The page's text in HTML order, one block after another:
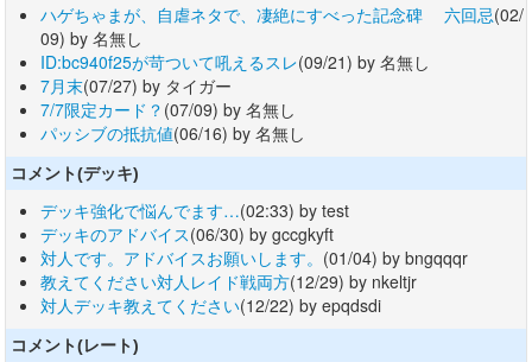
ハゲちゃまが、自虐ネタで、凄絶にすべった記念碑 六回忌(02/
09) by 名無し
ID:bc940f25が苛ついて吼えるスレ(09/21) by 名無し
7月末(07/27) by タイガー
7/7限定カード？ (07/09) by 名無し
パッシブの抵抗値(06/16) by 名無し
コメント(デッキ)
デッキ強化で悩んでます…(02:33) by test
デッキのアドバイス(06/30) by gccgkyft
対人です。アドバイスお願いします。 (01/04) by bngqqqr
教えてください対人レイド戦両方(12/29) by nkeltjr
対人デッキ教えてください(12/22) by epqdsdi
コメント(レート)